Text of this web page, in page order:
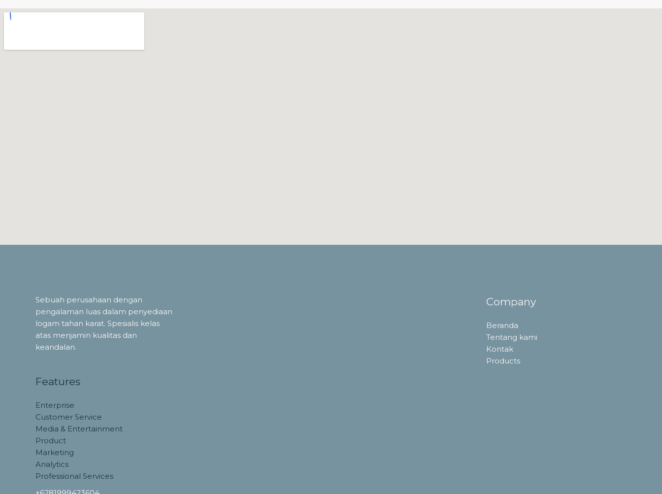
Sebuah perusahaan dengan
pengalaman luas dalam penyediaan
logam tahan karat. Spesialis kelas
atas menjamin kualitas dan
keandalan.
Features
Enterprise
Customer Service
Media & Entertainment
Product
Marketing
Analytics
Professional Services
Company
Beranda
Tentang kami
Kontak
Products